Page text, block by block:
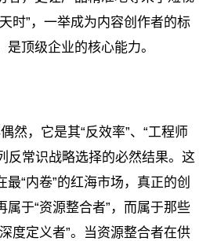
时”，一举成为内容创作者的标
顶级企业的核心能力。
然，它是其“反效率”、“工程师
反常识战略选择的必然结果。这
“内卷”的红海市场，真正的创
于“资源整合者”，而属于那些
度定义者”。当资源整合者在供